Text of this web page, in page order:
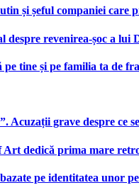
și șeful companiei care
despre revenirea-șoc a lui
pe tine și pe familia ta de
Acuzații grave despre ce
dedică prima mare
pe identitatea unor